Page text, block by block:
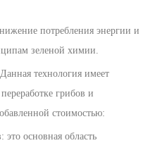
потребления энергии и
зеленой химии.
технология имеет
грибов и
стоимостью:
это основная область